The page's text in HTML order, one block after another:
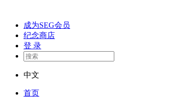
成为SEG会员
纪念商店
登 录
中文
首页